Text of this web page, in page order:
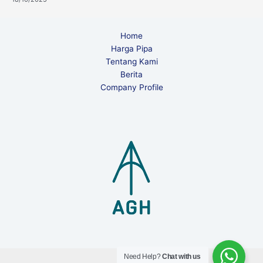
Home
Harga Pipa
Tentang Kami
Berita
Company Profile
Need Help?Chat with us